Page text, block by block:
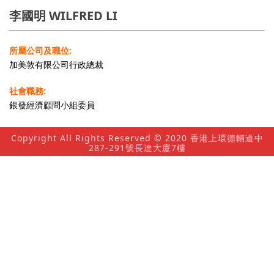
李國明 WILFRED LI
所屬公司及職位:
加美敦有限公司行政總裁
社會職務:
銀發經濟顧問小組委員
Copyright All Rights Reserved © 2020 香港上環德輔道中
287-291號長達大廈7樓